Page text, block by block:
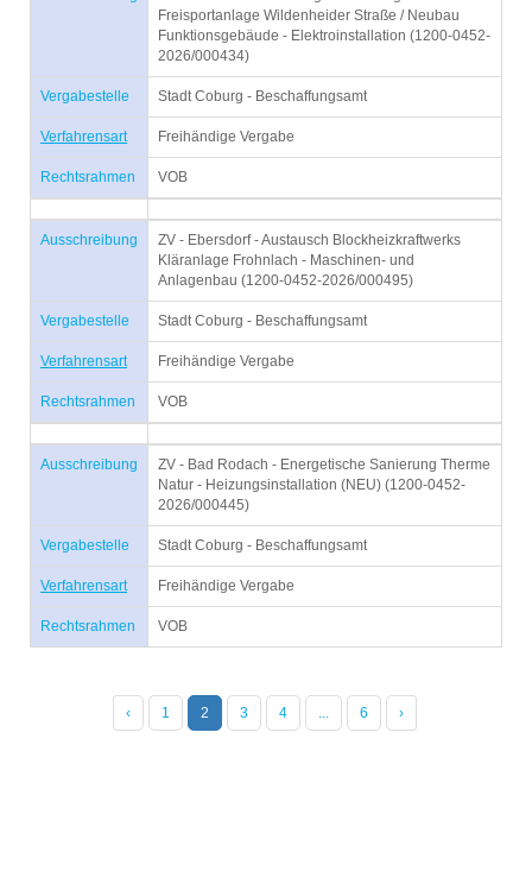
Freisportanlage Wildenheider Straße / Neubau
Funktionsgebäude - Elektroinstallation (1200-0452-
2026/000434)
Vergabestelle Stadt Coburg - Beschaffungsamt
Verfahrensart Freihändige Vergabe
Rechtsrahmen VOB
Ausschreibung
ZV - Ebersdorf - Austausch Blockheizkraftwerks
Kläranlage Frohnlach - Maschinen- und
Anlagenbau (1200-0452-2026/000495)
Vergabestelle Stadt Coburg - Beschaffungsamt
Verfahrensart Freihändige Vergabe
Rechtsrahmen VOB
Ausschreibung
ZV - Bad Rodach - Energetische Sanierung Therme
Natur - Heizungsinstallation (NEU) (1200-0452-
2026/000445)
Vergabestelle Stadt Coburg - Beschaffungsamt
Verfahrensart Freihändige Vergabe
Rechtsrahmen VOB
‹ 1 2 3 4 ... 6 ›